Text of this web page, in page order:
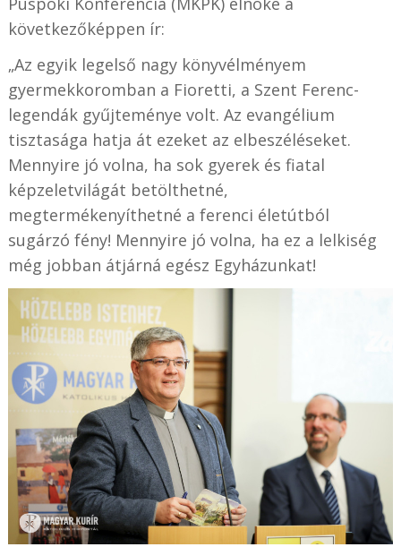
következőképpen ír:
„Az egyik legelső nagy könyvélményem
gyermekkoromban a Fioretti, a Szent Ferenc-
legendák gyűjteménye volt. Az evangélium
tisztasága hatja át ezeket az elbeszéléseket.
Mennyire jó volna, ha sok gyerek és fiatal
képzeletvilágát betölthetné,
megtermékenyíthetné a ferenci életútból
sugárzó fény! Mennyire jó volna, ha ez a lelkiség
még jobban átjárná egész Egyházunkat!